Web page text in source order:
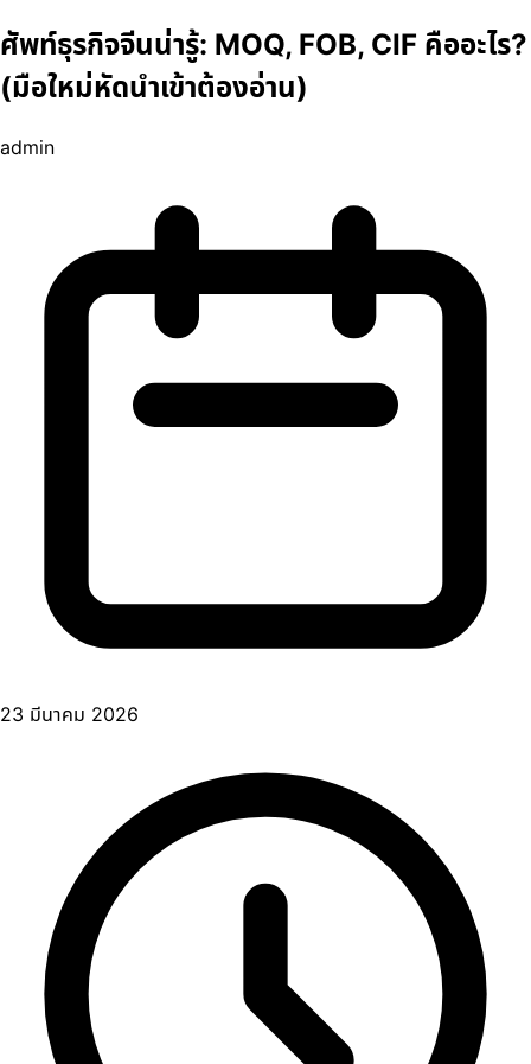
ศัพท์ธุรกิจจีนน่ารู้: MOQ, FOB, CIF คืออะไร?
(มือใหม่หัดนำเข้าต้องอ่าน)
admin
23 มีนาคม 2026